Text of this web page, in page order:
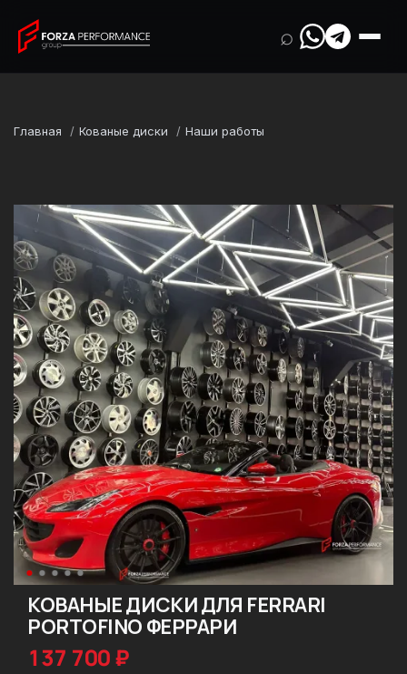
⌕
Главная Кованые диски Наши работы
КОВАНЫЕ ДИСКИ ДЛЯ FERRARI
PORTOFINO ФЕРРАРИ
137 700 ₽
Марка
Ferrari
Модель
Portofino